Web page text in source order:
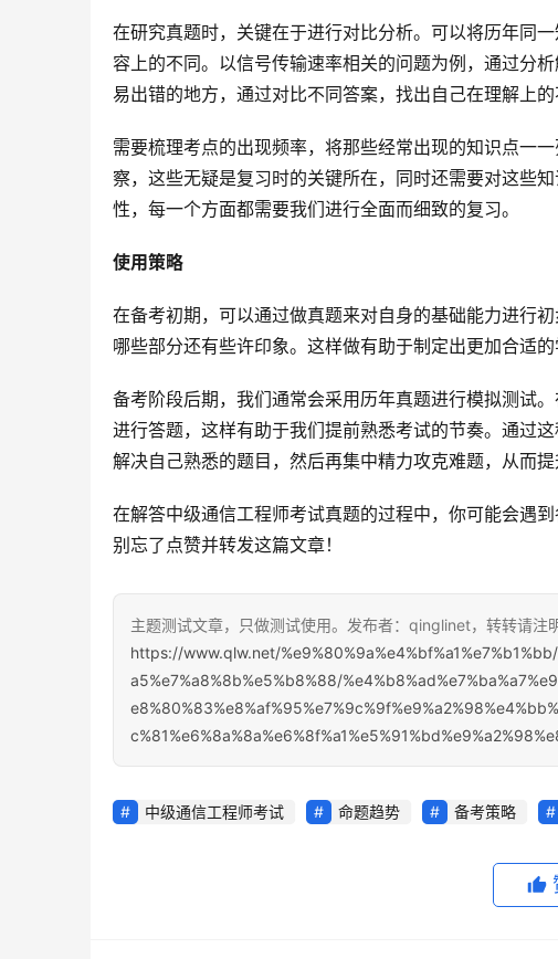
在研究真题时，关键在于进行对比分析。可以将历年同
容上的不同。以信号传输速率相关的问题为例，通过分
易出错的地方，通过对比不同答案，找出自己在理解上的
需要梳理考点的出现频率，将那些经常出现的知识点一
察，这些无疑是复习时的关键所在，同时还需要对这些
性，每一个方面都需要我们进行全面而细致的复习。
使用策略
在备考初期，可以通过做真题来对自身的基础能力进行
哪些部分还有些许印象。这样做有助于制定出更加合适的
备考阶段后期，我们通常会采用历年真题进行模拟测试
进行答题，这样有助于我们提前熟悉考试的节奏。通过
解决自己熟悉的题目，然后再集中精力攻克难题，从而提
在解答中级通信工程师考试真题的过程中，你可能会遇
别忘了点赞并转发这篇文章！
主题测试文章，只做测试使用。发布者：qinglinet，转转请注
https://www.qlw.net/
a5%e7%a8%8b%e5%b8%88/
中级通信工程师考试 命题趋势 备考策略